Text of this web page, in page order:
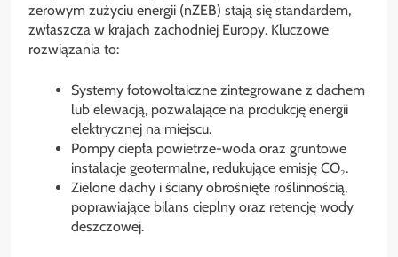
zerowym zużyciu energii (nZEB) stają się standardem,
zwłaszcza w krajach zachodniej Europy. Kluczowe
rozwiązania to:
Systemy fotowoltaiczne zintegrowane z dachem
lub elewacją, pozwalające na produkcję energii
elektrycznej na miejscu.
Pompy ciepła powietrze-woda oraz gruntowe
instalacje geotermalne, redukujące emisję CO₂.
Zielone dachy i ściany obrośnięte roślinnością,
poprawiające bilans cieplny oraz retencję wody
deszczowej.